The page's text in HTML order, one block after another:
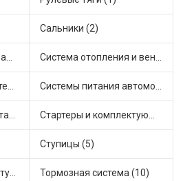
Сальники (2)
Свечи накаливания и зажигания (1) Система отопления и вентиляции (4)
Система смазки двигателя (7) Системы питания автомобиля (10)
Стабилизаторы, тяги стабилизатора, стойки стабилиз (1) Стартеры и комплектующие (2)
Ступицы (5)
Термостаты и комплектующие системы охлаждения (23) Тормозная система (10)